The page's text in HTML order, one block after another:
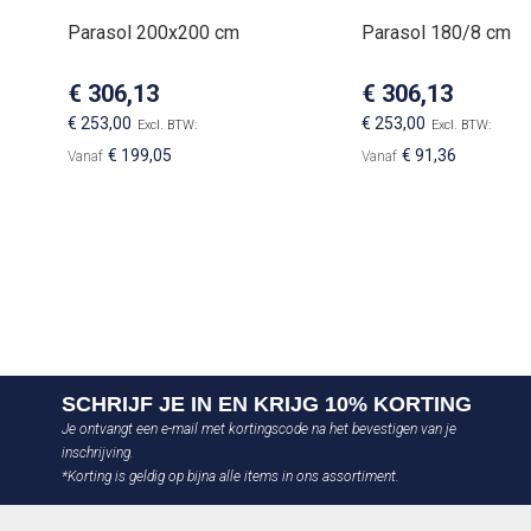
Parasol 200x200 cm
€ 306,13
€ 253,00
Vanaf € 199,05
Parasol 180/8 cm
€ 306,13
€ 253,00
Vanaf € 91,36
SCHRIJF JE IN EN KRIJG 10% KORTING
Je ontvangt een e-mail met kortingscode na het bevestigen van je
inschrijving.
*Korting is geldig op bijna alle items in ons assortiment.